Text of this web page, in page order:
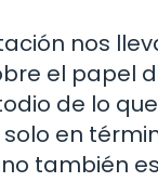
nos
el papel
de lo
en
también